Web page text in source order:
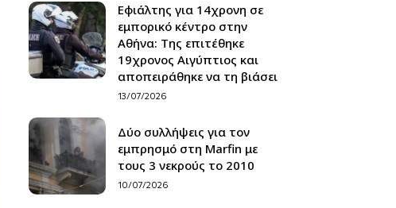
Εφιάλτης για 14χρονη σε
εμπορικό κέντρο στην
Αθήνα: Της επιτέθηκε
19χρονος Αιγύπτιος και
αποπειράθηκε να τη βιάσει
13/07/2026
Δύο συλλήψεις για τον
εμπρησμό στη Marfin με
τους 3 νεκρούς το 2010
10/07/2026